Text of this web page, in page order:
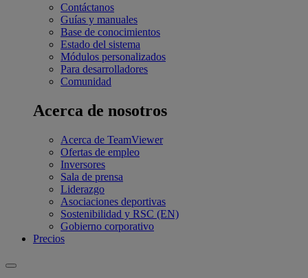
Contáctanos
Guías y manuales
Base de conocimientos
Estado del sistema
Módulos personalizados
Para desarrolladores
Comunidad
Acerca de nosotros
Acerca de TeamViewer
Ofertas de empleo
Inversores
Sala de prensa
Liderazgo
Asociaciones deportivas
Sostenibilidad y RSC (EN)
Gobierno corporativo
Precios